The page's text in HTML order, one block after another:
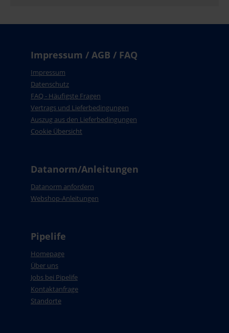
Impressum / AGB / FAQ
Impressum
Datenschutz
FAQ - Häufigste Fragen
Vertrags und Lieferbedingungen
Auszug aus den Lieferbedingungen
Cookie Übersicht
Datanorm/Anleitungen
Datanorm anfordern
Webshop-Anleitungen
Pipelife
Homepage
Über uns
Jobs bei Pipelife
Kontaktanfrage
Standorte